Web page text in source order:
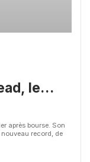
le
après bourse. Son
record, de